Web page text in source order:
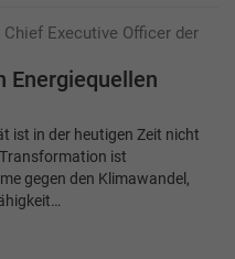
Executive Officer der
Energiequellen
ist in der heutigen Zeit nicht
ist
gegen den Klimawandel,